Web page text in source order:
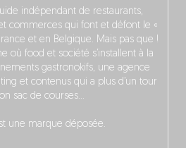
indépendant de restaurants,
commerces qui font et défont le «
et en Belgique. Mais pas que !
où food et société s’installent à la
gastronokifs, une agence
et contenus qui a plus d’un tour
sac de courses…
une marque déposée.